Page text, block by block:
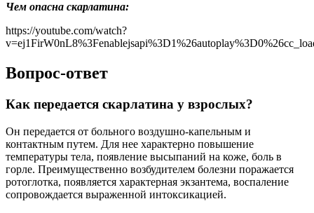
Чем опасна скарлатина:
https://youtube.com/watch?
Вопрос-ответ
Как передается скарлатина у взрослых?
Он передается от больного воздушно-капельным и
контактным путем. Для нее характерно повышение
температуры тела, появление высыпаний на коже, боль в
горле. Преимущественно возбудителем болезни поражается
ротоглотка, появляется характерная экзантема, воспаление
сопровождается выраженной интоксикацией.